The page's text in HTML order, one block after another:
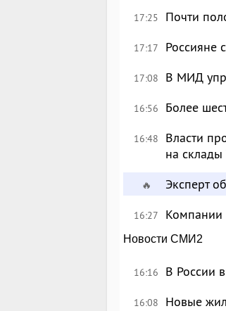
17:25 Почти
17:17 Россияне
17:08 В МИД
16:56 Более
16:48
Власти
на
🔥 Эксперт
16:27 Компании
Новости СМИ2
16:16 В России
16:08 Новые